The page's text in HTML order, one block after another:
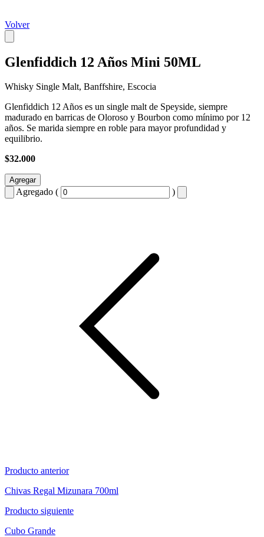
Volver
Glenfiddich 12 Años Mini 50ML
Whisky Single Malt, Banffshire, Escocia
Glenfiddich 12 Años es un single malt de Speyside, siempre
madurado en barricas de Oloroso y Bourbon como mínimo por 12
años. Se marida siempre en roble para mayor profundidad y
equilibrio.
$32.000
Agregar
Agregado ( )
Producto anterior
Chivas Regal Mizunara 700ml
Producto siguiente
Cubo Grande